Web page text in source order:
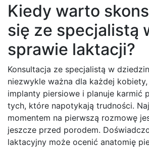
Kiedy warto
się ze specjalistą
sprawie laktacji?
Konsultacja ze specjalistą w
niezwykle ważna dla każdej
implanty piersiowe i planuje karmić
tych, które napotykają trudności.
momentem na pierwszą rozmowę
jeszcze przed porodem.
laktacyjny może ocenić anatomię